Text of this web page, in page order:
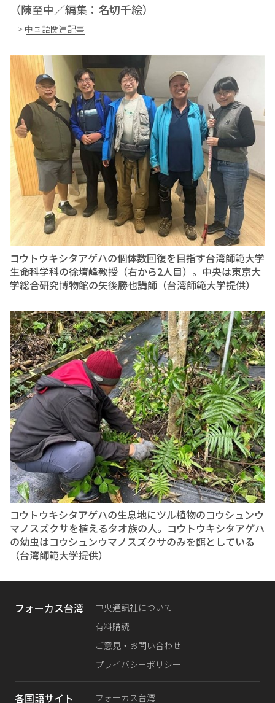
（陳至中／編集：名切千絵）
> 中国語関連記事
コウトウキシタアゲハの個体数回復を目指す台湾師範大学
生命科学科の徐堉峰教授（右から2人目）。中央は東京大
学総合研究博物館の矢後勝也講師（台湾師範大学提供）
コウトウキシタアゲハの生息地にツル植物のコウシュンウ
マノスズクサを植えるタオ族の人。コウトウキシタアゲハ
の幼虫はコウシュンウマノスズクサのみを餌としている
（台湾師範大学提供）
フォーカス台湾
中央通訊社について
有料購読
ご意見・お問い合わせ
プライバシーポリシー
各国語サイト フォーカス台湾